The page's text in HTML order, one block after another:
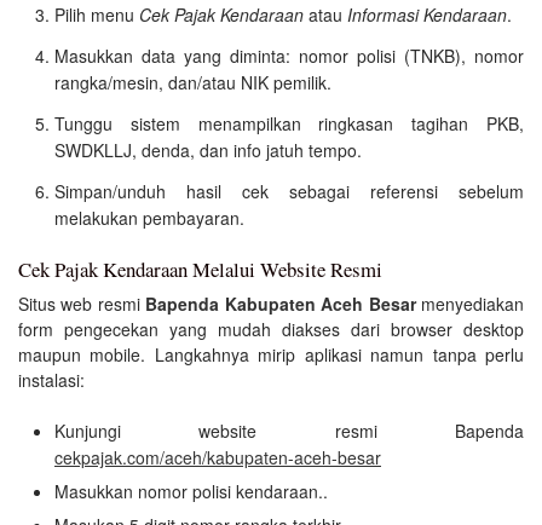
Pilih menu Cek Pajak Kendaraan atau Informasi Kendaraan.
Masukkan data yang diminta: nomor polisi (TNKB), nomor
rangka/mesin, dan/atau NIK pemilik.
Tunggu sistem menampilkan ringkasan tagihan PKB,
SWDKLLJ, denda, dan info jatuh tempo.
Simpan/unduh hasil cek sebagai referensi sebelum
melakukan pembayaran.
Cek Pajak Kendaraan Melalui Website Resmi
Situs web resmi Bapenda Kabupaten Aceh Besarmenyediakan
form pengecekan yang mudah diakses dari browser desktop
maupun mobile. Langkahnya mirip aplikasi namun tanpa perlu
instalasi:
Kunjungi website resmi Bapenda
cekpajak.com/aceh/kabupaten-aceh-besar
Masukkan nomor polisi kendaraan..